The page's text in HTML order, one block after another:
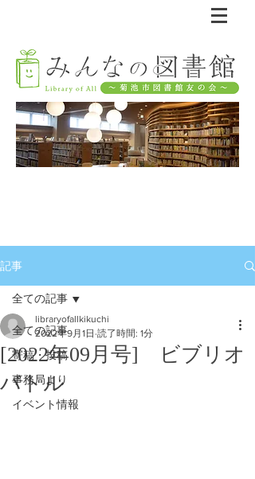
記事
全ての記事
寄稿・投稿
事務局より
イベント情報
全ての記事
[2022年09月号] ビブリオ
バトル
libraryofallkikuchi
2022年9月1日 読了時間: 1分